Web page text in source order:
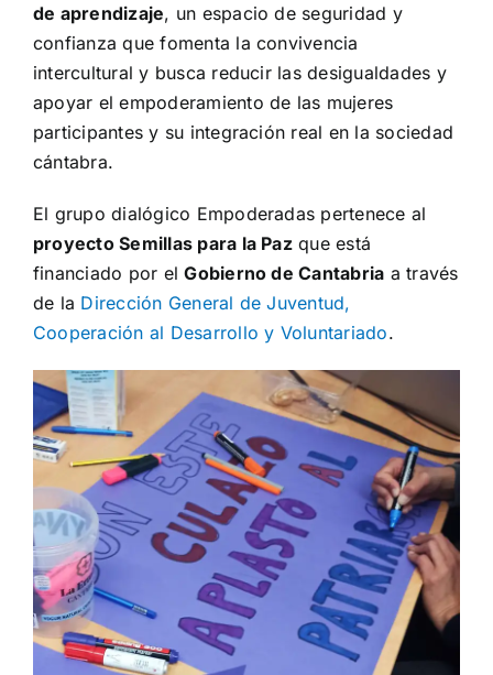
de aprendizaje, un espacio de seguridad y
confianza que fomenta la convivencia
intercultural y busca reducir las desigualdades y
apoyar el empoderamiento de las mujeres
participantes y su integración real en la sociedad
cántabra.
El grupo dialógico Empoderadas pertenece al
proyecto Semillas para la Pazque está
financiado por elGobierno de Cantabria a través
de la Dirección General de Juventud,
Cooperación al Desarrollo y Voluntariado.